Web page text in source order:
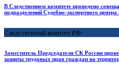
В Следственном комитете проведено
подразделений Судебно-экспертного центра
Следственный комитет РФ
Заместитель Председателя СК России
защиты трудовых прав граждан на